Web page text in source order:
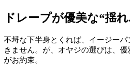
ドレープが優美な“揺
不埒な下半身とくれば、イージー
きません。が、オヤジの選びは、
がお約束。